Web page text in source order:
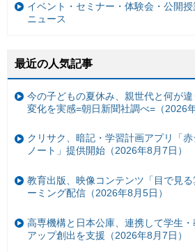
イベント・セミナー・体験会・公開
ニュース
最近の人気記事
今の子どもの夏休み、親世代と何が
変化を実感=朝日新聞社調べ=（2026
クリサク、暗記・学習計画アプリ「
ノート」提供開始（2026年8月7日）
教育出版、映像コンテンツ「目で見
ーミング配信（2026年8月5日）
高専機構と日本公庫、連携して学生
アップ創出を支援（2026年8月7日）